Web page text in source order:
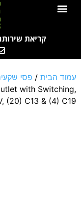
לתוכן
קריאת שירות
עמוד הבית / פסי
with Switching,
(20) C13 & (4) C19